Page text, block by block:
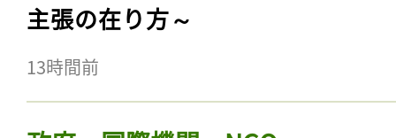
主張の在り方～
13時間前